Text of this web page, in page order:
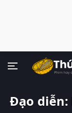
Đạo diễn: